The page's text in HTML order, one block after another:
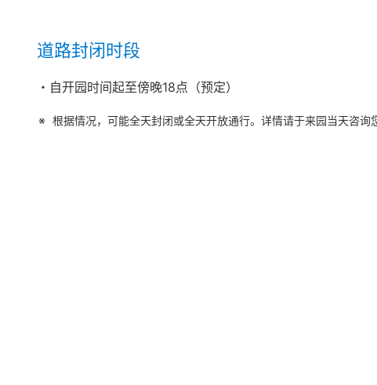
道路封闭时段
・自开园时间起至傍晚18点（预定）
根据情况，可能全天封闭或全天开放通行。详情请于来园当天咨询